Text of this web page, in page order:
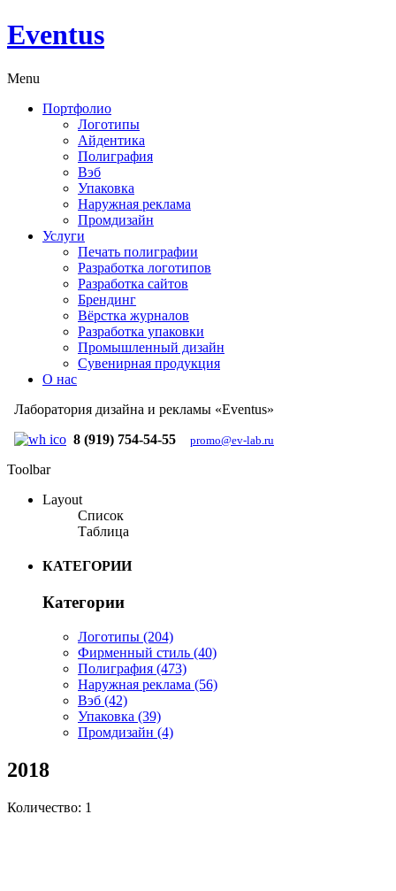
Eventus
Menu
Портфолио
Логотипы
Айдентика
Полиграфия
Вэб
Упаковка
Наружная реклама
Промдизайн
Услуги
Печать полиграфии
Разработка логотипов
Разработка сайтов
Брендинг
Вёрстка журналов
Разработка упаковки
Промышленный дизайн
Сувенирная продукция
О нас
Лаборатория дизайна и рекламы «Eventus»
8 (919) 754-54-55
promo@ev-lab.ru
Toolbar
Layout
Список
Таблица
КАТЕГОРИИ
Категории
Логотипы (204)
Фирменный стиль (40)
Полиграфия (473)
Наружная реклама (56)
Вэб (42)
Упаковка (39)
Промдизайн (4)
2018
Количество: 1